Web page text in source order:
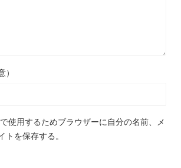
使用するためブラウザーに自分の名前、メ
トを保存する。